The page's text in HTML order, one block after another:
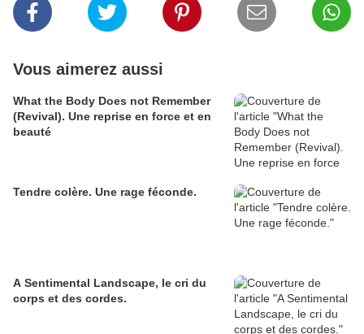
Vous aimerez aussi
What the Body Does not Remember
(Revival). Une reprise en force et en
beauté
Tendre colère. Une rage féconde.
A Sentimental Landscape, le cri du
corps et des cordes.